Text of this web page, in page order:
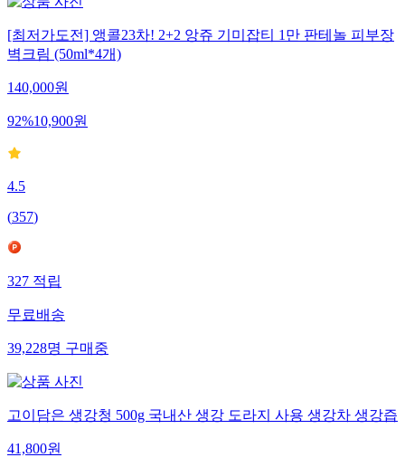
[최저가도전] 앵콜23차! 2+2 앙쥬 기미잡티 1만 판테놀 피부장
벽크림 (50ml*4개)
140,000원
92%10,900원
4.5
(357)
327 적립
무료배송
39,228명 구매중
고이담은 생강청 500g 국내산 생강 도라지 사용 생강차 생강즙
41,800원